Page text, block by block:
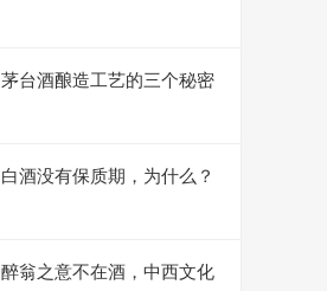
茅台酒酿造工艺的三个秘密
白酒没有保质期，为什么？
醉翁之意不在酒，中西文化